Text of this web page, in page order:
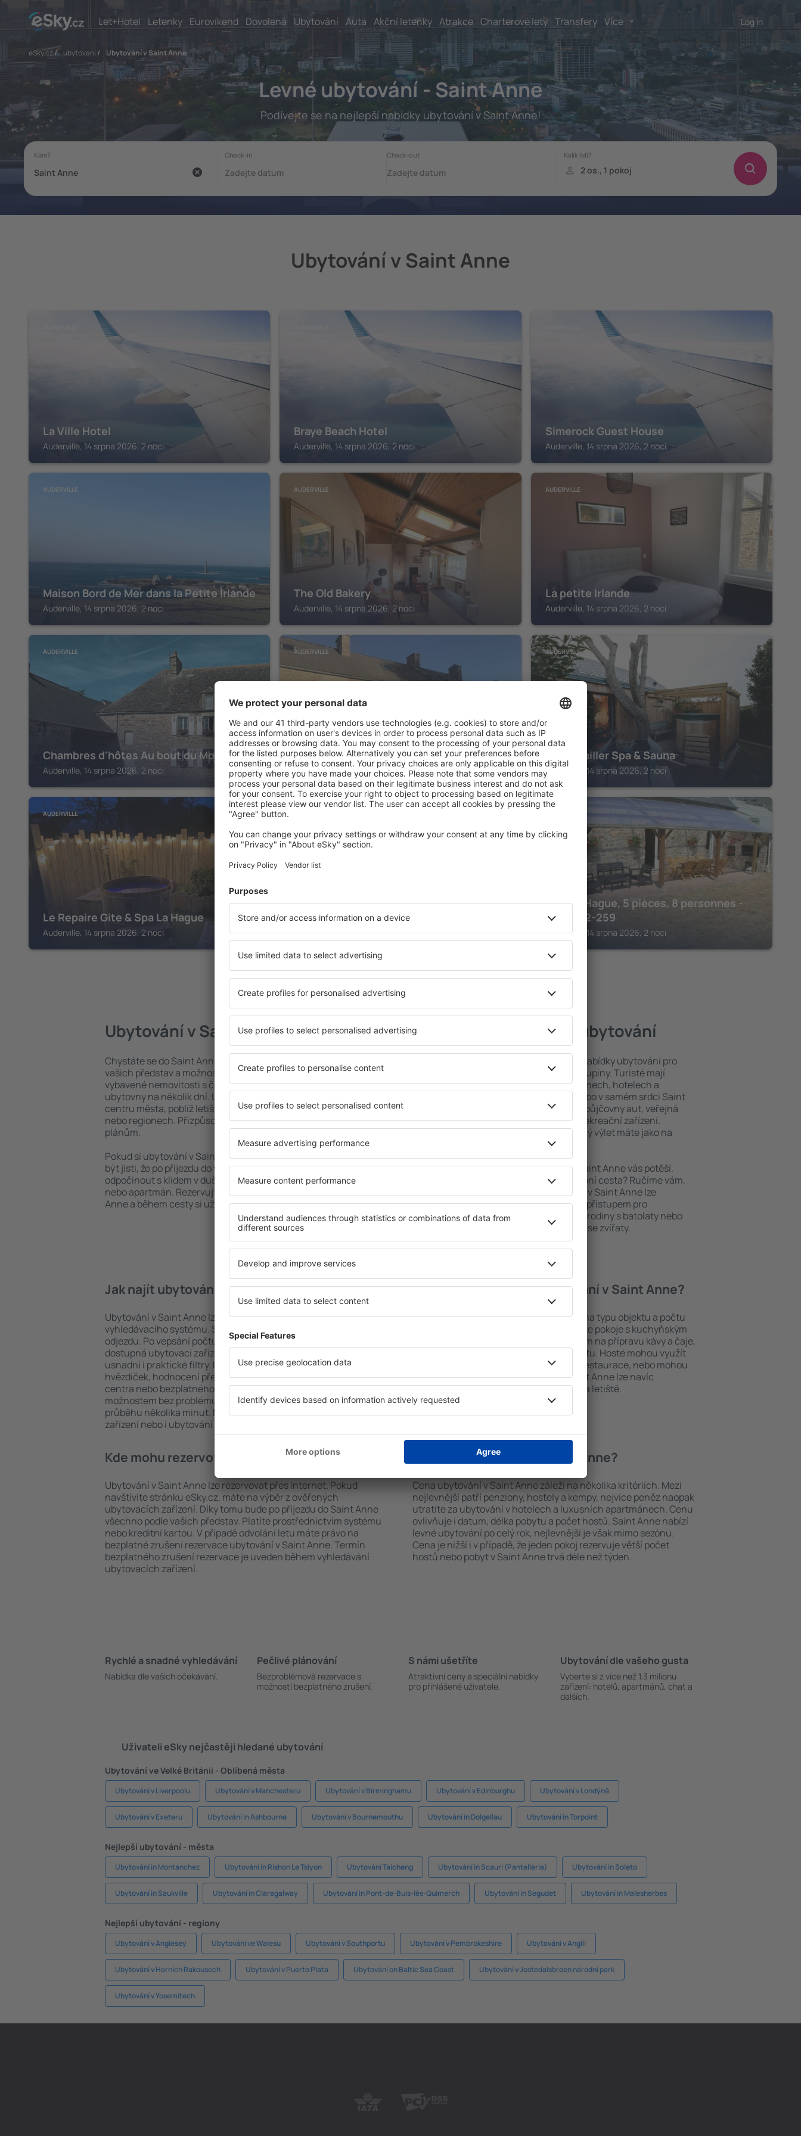
Let+Hotel Letenky Eurovíkend Dovolená Ubytování Auta Akční letenky Atrakce Charterové lety Transfery Více Log in
eSky.cz/ ubytovani / Ubytování v Saint Anne
Levné ubytování - Saint Anne
Podívejte se na nejlepší nabídky ubytování v Saint Anne!
Ubytování v Saint Anne
La Ville Hotel
Auderville, 14 srpna 2026, 2 noci
Braye Beach Hotel
Auderville, 14 srpna 2026, 2 noci
Simerock Guest House
Auderville, 14 srpna 2026, 2 noci
AUDERVILLE
Maison Bord de Mer dans la Petite Irlande
Auderville, 14 srpna 2026, 2 noci
AUDERVILLE
The Old Bakery
Auderville, 14 srpna 2026, 2 noci
AUDERVILLE
La petite Irlande
Auderville, 14 srpna 2026, 2 noci
AUDERVILLE
Chambres d'hôtes Au bout du Monde
Auderville, 14 srpna 2026, 2 noci
AUDERVILLE
Chambres d'hôtes du Mont Roulet la
Hague
Auderville, 14 srpna 2026, 2 noci
AUDERVILLE
Le Poulailler Spa & Sauna
Auderville, 14 srpna 2026, 2 noci
AUDERVILLE
Le Repaire Gite & Spa La Hague
Auderville, 14 srpna 2026, 2 noci
La Petite Roselle in Alderney
Auderville, 14 srpna 2026, 2 noci
Gîte La Hague, 5 pièces, 8 personnes -
FR-1-362-259
Auderville, 14 srpna 2026, 2 noci
Podívejte se na další nabídky v Saint Anne
Ubytování v Saint Anne
Chystáte se do Saint Anne? Najděte si ubytování přesně podle
vašich představ a možností. Můžete využít prostorné, komfortně
vybavené nemovitosti s četnými vymoženostmi, jakož i levné
ubytovny na několik dní. Ubytování v Saint Anne je dostupné v
centru města, poblíž letiště i v méně vyhledávaných okresech
nebo regionech. Přizpůsobte ubytování vašim potřebám a dalším
plánům.
Pokud si ubytování v Saint Anne zarezervujete včas, můžete si
být jisti, že po příjezdu do vaší destinace si budete moci
odpočinout s klidem v duši a bez toho, abyste museli hledat hotel
nebo apartmán. Rezervujte si ubytování před odjezdem do Saint
Anne a během cesty si užijete uvolněnou atmosféru.
Saint Anne – nejlepší ubytování
v Saint Anne si můžete vybrat ze široké nabídky ubytování pro
jednotlivce, páry, rodiny, seniory nebo skupiny. Turisté mají
možnost přenocovat v různých apartmánech, hotelech a
penzionech – v poklidných oblastech nebo v samém srdci Saint
Anne. Mezi další výhody patří i nedaleké půjčovny aut, veřejná
doprava, četné obchody, restaurační a rekreační zařízení.
Všechno nezbytné pro nezapomenutelný výlet máte jako na
Pokud toužíte po luxusním ubytování, Saint Anne vás potěší.
Dokonalá dovolená nebo úspěšná služební cesta? Ručíme vám,
že budete nadmíru spokojeni. Ubytování v Saint Anne lze
rezervovat v zařízeních s bezbariérovým přístupem pro
handicapované osoby. Na své si přijdou i rodiny s batolaty nebo
malými dětmi a návštěvníci, kteří cestují se zvířaty.
Jak najít ubytování v Saint Anne?
Ubytování v Saint Anne lze rychle najít prostřednictvím našeho
vyhledávacího systému. Stačí uvést cíl cesty a termín příjezdu a
odjezdu. Po vepsání počtu cestujících systém rychle najde
dostupná ubytovací zařízení v Saint Anne. Výběr ubytování
usnadní i praktické filtry. Hledat můžete podle typu zařízení, počtu
hvězdiček, hodnocení předchozích návštěvníků, vzdálenosti od
centra nebo bezplatného zrušení rezervace. Díky těmto
možnostem bez problému najdete ubytování v Saint Anne v
průběhu několika minut. Můžete rezervovat pouze ubytovací
zařízení nebo i ubytování s letem.
Jaké vybavení nabízí ubytování v Saint Anne?
Vybavení ubytování v Saint Anne záleží na typu objektu a počtu
hvězdiček. V dostupných místech najdete pokoje s kuchyňským
koutem, balkonem, klimatizací, přístrojem na přípravu kávy a čaje,
sadou ručníků nebo přístupem k internetu. Hosté mohou využít
bezplatné parkování, objednat si jídla z restaurace, nebo mohou
zvolit hotel s bazénem. Ubytování v Saint Anne lze navíc
rezervovat se službou přepravy z nebo na letiště.
Kde mohu rezervovat ubytování v Saint Anne?
Ubytování v Saint Anne lze rezervovat přes internet. Pokud
navštívíte stránku eSky.cz, máte na výběr z ověřených
ubytovacích zařízení. Díky tomu bude po příjezdu do Saint Anne
všechno podle vašich představ. Platíte prostřednictvím systému
nebo kreditní kartou. V případě odvolání letu máte právo na
bezplatné zrušení rezervace ubytování v Saint Anne. Termín
bezplatného zrušení rezervace je uveden během vyhledávání
ubytovacích zařízení.
Kolik stojí ubytování v Saint Anne?
Cena ubytování v Saint Anne záleží na několika kritériích. Mezi
nejlevnější patří penziony, hostely a kempy, nejvíce peněz naopak
utratíte za ubytování v hotelech a luxusních apartmánech. Cenu
ovlivňuje i datum, délka pobytu a počet hostů. Saint Anne nabízí
levné ubytování po celý rok, nejlevnější je však mimo sezónu.
Cena je nižší i v případě, že jeden pokoj rezervuje větší počet
hostů nebo pobyt v Saint Anne trvá déle než týden.
Rychlé a snadné vyhledávání
Nabídka dle vašich očekávání.
Pečlivé plánování
Bezproblémová rezervace s
možností bezplatného zrušení.
S námi ušetříte
Atraktivní ceny a speciální nabídky
pro přihlášené uživatele.
Ubytování dle vašeho gusta
Vyberte si z více než 1.3 milionu
zařízení: hotelů, apartmánů, chat a
dalších.
Uživateli eSky nejčastěji hledané ubytování
Ubytování ve Velké Británii - Oblíbená města
Ubytování v Liverpoolu Ubytování v Manchesteru Ubytování v Birminghamu Ubytování v Edinburghu Ubytování v Londýně
Ubytování v Exeteru Ubytování in Ashbourne Ubytování v Bournemouthu Ubytování in Dolgellau Ubytování in Torpoint
Nejlepší ubytování - města
Ubytování in Montanchez Ubytování in Rishon Le Tsiyon Ubytování Taicheng Ubytování in Scauri (Pantelleria) Ubytování in Soleto
Ubytování in Saukville Ubytování in Claregalway Ubytování in Pont-de-Buis-lès-Quimerch Ubytování in Segudet Ubytování in Malesherbes
Nejlepší ubytování - regiony
Ubytování v Anglesey Ubytování ve Walesu Ubytování v Southportu Ubytování v Pembrokeshire Ubytování v Anglii
Ubytování v Horních Rakousech Ubytování v Puerto Plata Ubytování on Baltic Sea Coast Ubytování v Jostedalsbreen národní park
Ubytování v Yosemitech